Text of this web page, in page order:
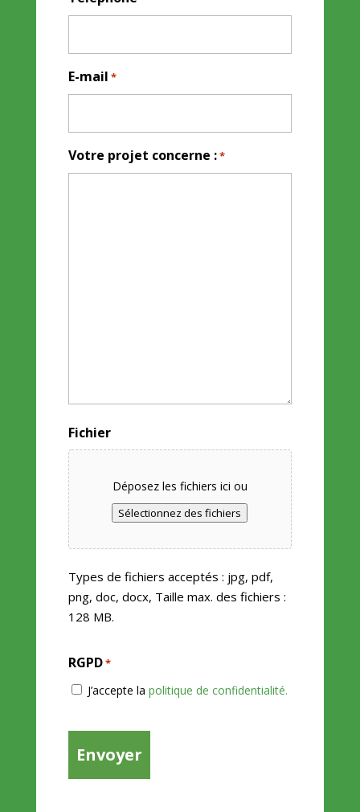
E-mail *
Votre projet concerne :*
Fichier
Déposez les fichiers ici ou
Sélectionnez des fichiers
Types de fichiers acceptés : jpg, pdf,
png, doc, docx, Taille max. des fichiers :
128 MB.
RGPD*
J’accepte la politique de confidentialité.